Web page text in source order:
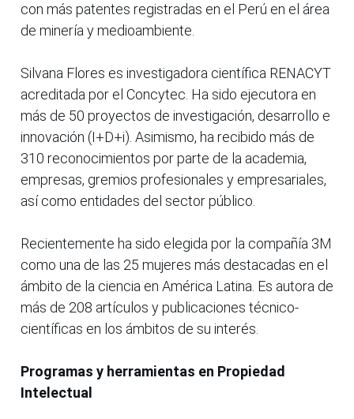
con más patentes registradas en el Perú en el área
de minería y medioambiente.
Silvana Flores es investigadora científica RENACYT
acreditada por el Concytec. Ha sido ejecutora en
más de 50 proyectos de investigación, desarrollo e
innovación (I+D+i). Asimismo, ha recibido más de
310 reconocimientos por parte de la academia,
empresas, gremios profesionales y empresariales,
así como entidades del sector público.
Recientemente ha sido elegida por la compañía 3M
como una de las 25 mujeres más destacadas en el
ámbito de la ciencia en América Latina. Es autora de
más de 208 artículos y publicaciones técnico-
científicas en los ámbitos de su interés.
Programas y herramientas en Propiedad
Intelectual